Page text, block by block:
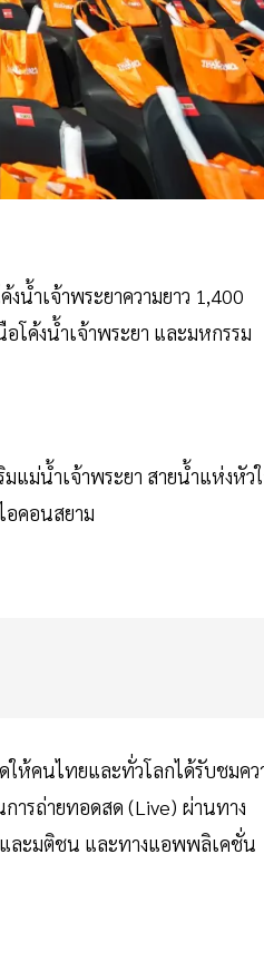
น้ำเจ้าพระยาความยาว 1,400
โค้งน้ำเจ้าพระยา และมหกรรม
แม่น้ำเจ้าพระยา สายน้ำแห่งหัว
อคอนสยาม
ให้คนไทยและทั่วโลกได้รับชมคว
ารถ่ายทอดสด (Live) ผ่านทาง
และมติชน และทางแอพพลิเคชั่น